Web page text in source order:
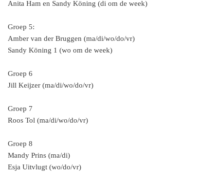
Anita Ham en Sandy Köning (di om de week)
Groep 5:
Amber van der Bruggen (ma/di/wo/do/vr)
Sandy Köning 1 (wo om de week)
Groep 6
Jill Keijzer (ma/di/wo/do/vr)
Groep 7
Roos Tol (ma/di/wo/do/vr)
Groep 8
Mandy Prins (ma/di)
Esja Uitvlugt (wo/do/vr)